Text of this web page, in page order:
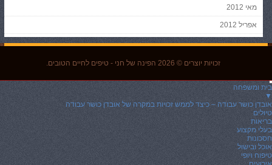
מאי 2012
אפריל 2012
זכויות יוצרים © 2026 הפינה של חני - טיפים לחיים הטובים.
בית ומשפחה
▼
אובדן כושר עבודה – כיצד לממש זכויות במקרה של אובדן כושר עבודה
טיולים
בריאות
בעלי מקצוע
חסכונות
אוכל ובישול
טיפוח ויופי